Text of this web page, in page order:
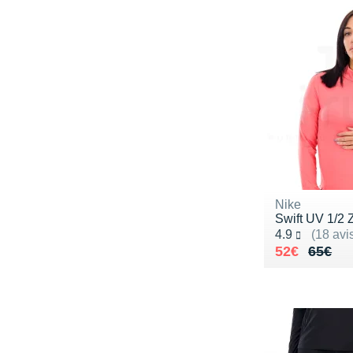
Nike
Swift UV 1/2
4.9
(18
Noté 4.9 sur 5
65€
Au lieu de
52€
Vendu 52€